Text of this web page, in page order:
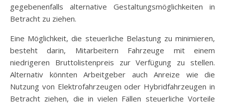
gegebenenfalls alternative Gestaltungsmöglichkeiten in
Betracht zu ziehen.
Eine Möglichkeit, die steuerliche Belastung zu minimieren,
besteht darin, Mitarbeitern Fahrzeuge mit einem
niedrigeren Bruttolistenpreis zur Verfügung zu stellen.
Alternativ könnten Arbeitgeber auch Anreize wie die
Nutzung von Elektrofahrzeugen oder Hybridfahrzeugen in
Betracht ziehen, die in vielen Fällen steuerliche Vorteile